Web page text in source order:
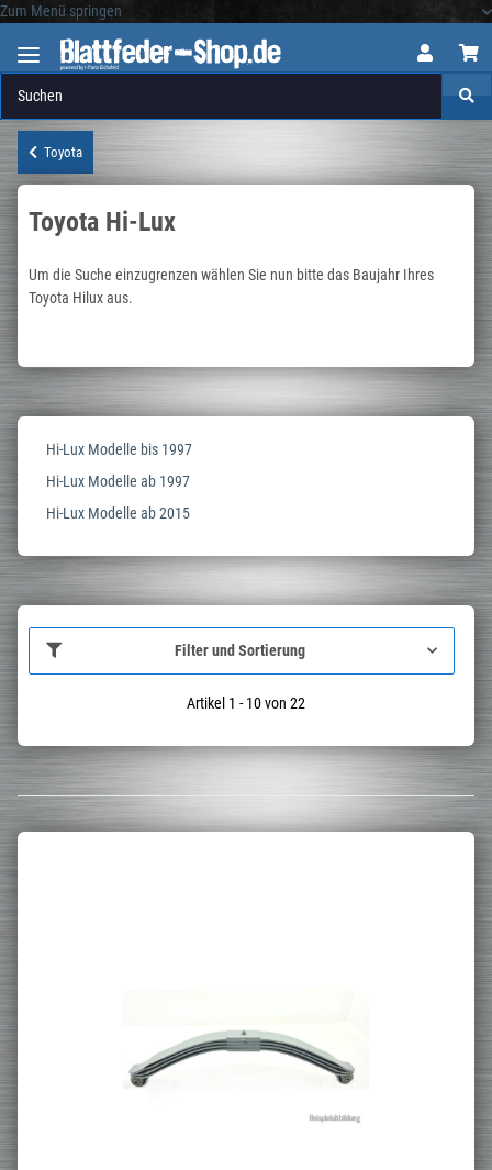
Zum Menü springen
Toyota
Toyota Hi-Lux
Um die Suche einzugrenzen wählen Sie nun bitte das Baujahr Ihres
Toyota Hilux aus.
Hi-Lux Modelle bis 1997
Hi-Lux Modelle ab 1997
Hi-Lux Modelle ab 2015
Filter und Sortierung
Artikel 1 - 10 von 22